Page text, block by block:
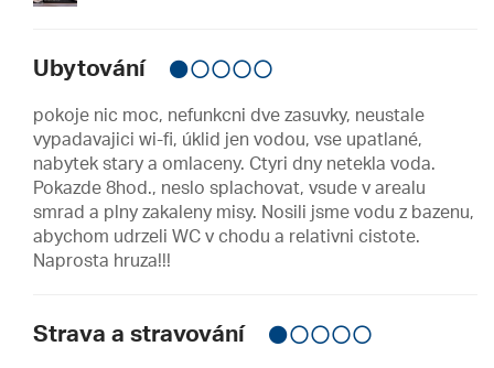
Ubytování
pokoje nic moc, nefunkcni dve zasuvky, neustale
vypadavajici wi-fi, úklid jen vodou, vse upatlané,
nabytek stary a omlaceny. Ctyri dny netekla voda.
Pokazde 8hod., neslo splachovat, vsude v arealu
smrad a plny zakaleny misy. Nosili jsme vodu z bazenu,
abychom udrzeli WC v chodu a relativni cistote.
Naprosta hruza!!!
Strava a stravování